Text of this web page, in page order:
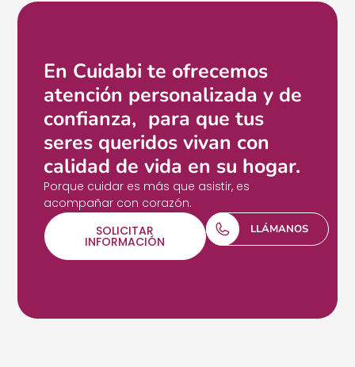
En Cuidabi te ofrecemos
atención personalizada y de
confianza, para que tus
seres queridos vivan con
calidad de vida en su hogar.
Porque cuidar es más que asistir, es
acompañar con corazón.
SOLICITAR
INFORMACIÓN
LLÁMANOS